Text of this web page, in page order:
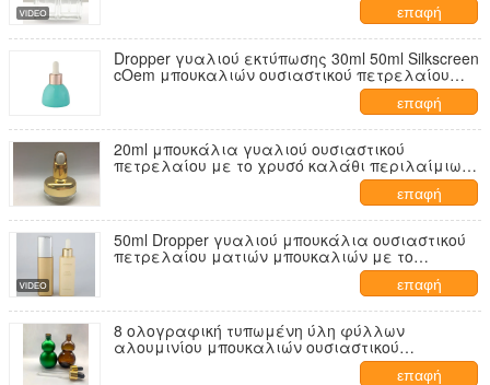
επαφή
Dropper γυαλιού εκτύπωσης 30ml 50ml Silkscreen
cOem μπουκαλιών ουσιαστικού πετρελαίου
επαφή
20ml μπουκάλια γυαλιού ουσιαστικού
πετρελαίου με το χρυσό καλάθι περιλαίμιων
επαφή
50ml Dropper γυαλιού μπουκάλια ουσιαστικού
πετρελαίου ματιών μπουκαλιών με το
πλαστικές διάφορες χρώμα και την εκτύπωση
επαφή
8 ολογραφική τυπωμένη ύλη φύλλων
αλουμινίου μπουκαλιών ουσιαστικού
πετρελαίου μορφής 50ML 100ML
επαφή